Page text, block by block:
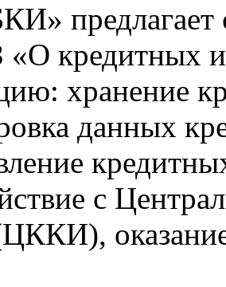
предлагает
кредитных
хранение
данных
с